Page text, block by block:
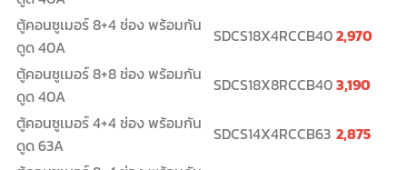
ตู้คอนซูเมอร์ 8+4 ช่อง พร้อมกัน
ดูด 40A
SDCS18X4RCCB402,970
ตู้คอนซูเมอร์ 8+8 ช่อง พร้อมกัน
ดูด 40A
SDCS18X8RCCB403,190
ตู้คอนซูเมอร์ 4+4 ช่อง พร้อมกัน
ดูด 63A
SDCS14X4RCCB63 2,875